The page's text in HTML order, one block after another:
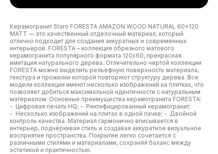
Керамогранит Staro FORESTA AMAZON WOOD NATURAL 60x120
MATT — это качественный отделочный материал, который
отлично подходит для создания аккуратных и современных
интерьеров. FORESTA – коллекция обрезного матового
керамогранита популярного формата 120х60, прекрасная
имитация натурального дерева. Отличительно чертой коллекции
FORESTA можно выделить рельефную поверхность материала,
текстура и прожилки которой повторяют структуру дерева. Все
модели коллекции имеют несколько изображений на плитках, что
позволяет добиться максимальной идентичности с натуральным
материалом. Основные преимущества керамогранита FORESTA:
- Цифровая печать HQ; - Ректифицированный керамогранит;
- Несколько изображений на плитах в одной пачке; - Двойной
контроль качества. Материал гармонично вписывается в
интерьер, подчёркивая стиль и создавая аккуратное визуальное
восприятие пространства. Покрытие легко сочетается с
различными стилями и материалами, сохраняя баланс между
эстетикой и практичностью.